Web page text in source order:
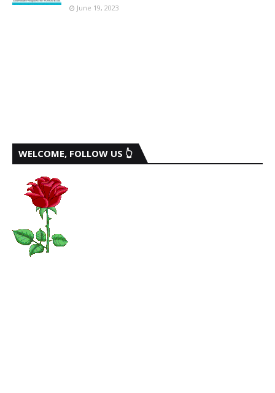
June 19, 2023
WELCOME, FOLLOW US 👆